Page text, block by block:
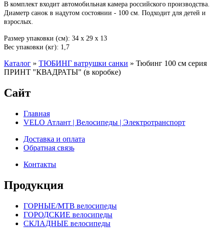
В комплект входит автомобильная камера российского производства.
Диаметр санок в надутом состоянии - 100 см. Подходит для детей и
взрослых.
Размер упаковки (см): 34 х 29 х 13
Вес упаковки (кг): 1,7
Каталог » ТЮБИНГ ватрушки санки » Тюбинг 100 см серия
ПРИНТ "КВАДРАТЫ" (в коробке)
Сайт
Главная
VELO Атлант | Велосипеды | Электротранспорт
Доставка и оплата
Обратная связь
Контакты
Продукция
ГОРНЫЕ/MTB велосипеды
ГОРОДСКИЕ велосипеды
СКЛАДНЫЕ велосипеды